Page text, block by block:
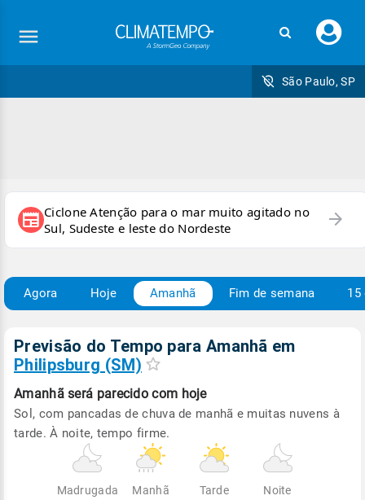
seu
São Paulo, SP
newspaper Ciclone Atenção para o mar muito agitado no
Sul, Sudeste e leste do Nordeste
arrow_forward
Agora Hoje Amanhã Fim de semana 15
Previsão do Tempo para Amanhã em
Philipsburg (SM)
Amanhã será parecido com hoje
Sol, com pancadas de chuva de manhã e muitas nuvens à
tarde. À noite, tempo firme.
Madrugada Manhã Tarde Noite